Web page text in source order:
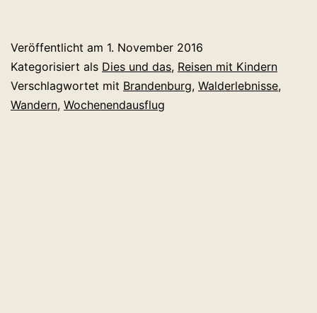
Veröffentlicht am 1. November 2016
Kategorisiert als Dies und das, Reisen mit Kindern
Verschlagwortet mit Brandenburg, Walderlebnisse,
Wandern, Wochenendausflug